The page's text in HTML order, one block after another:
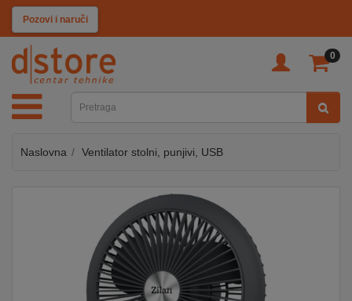
Pozovi i naruči
0
KATEGORIJE
TV
SAT
MOBILNI
Naslovna Ventilator stolni, punjivi, USB